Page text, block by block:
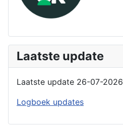
Laatste update
Laatste update 26-07-2026
Logboek updates